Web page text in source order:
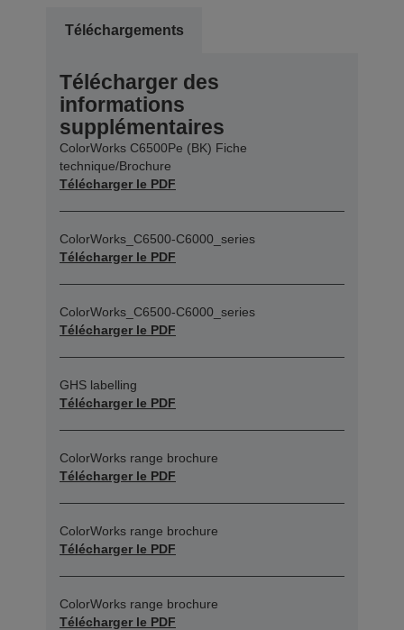
Téléchargements
Télécharger des
informations
supplémentaires
ColorWorks C6500Pe (BK) Fiche
technique/Brochure
Télécharger le PDF
ColorWorks_C6500-C6000_series
Télécharger le PDF
ColorWorks_C6500-C6000_series
Télécharger le PDF
GHS labelling
Télécharger le PDF
ColorWorks range brochure
Télécharger le PDF
ColorWorks range brochure
Télécharger le PDF
ColorWorks range brochure
Télécharger le PDF